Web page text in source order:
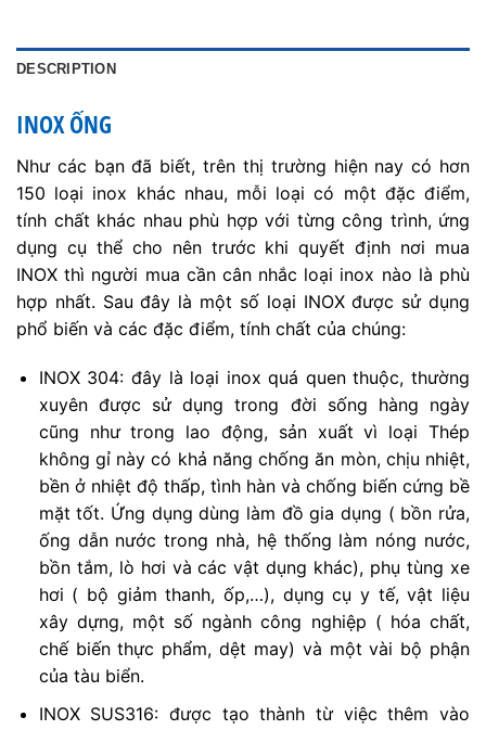
DESCRIPTION
INOX ỐNG
Như các bạn đã biết, trên thị trường hiện nay có hơn
150 loại inox khác nhau, mỗi loại có một đặc điểm,
tính chất khác nhau phù hợp với từng công trình, ứng
dụng cụ thể cho nên trước khi quyết định nơi mua
INOX thì người mua cần cân nhắc loại inox nào là phù
hợp nhất. Sau đây là một số loại INOX được sử dụng
phổ biến và các đặc điểm, tính chất của chúng:
INOX 304: đây là loại inox quá quen thuộc, thường
xuyên được sử dụng trong đời sống hàng ngày
cũng như trong lao động, sản xuất vì loại Thép
không gỉ này có khả năng chống ăn mòn, chịu nhiệt,
bền ở nhiệt độ thấp, tình hàn và chống biến cứng bề
mặt tốt. Ứng dụng dùng làm đồ gia dụng ( bồn rửa,
ống dẫn nước trong nhà, hệ thống làm nóng nước,
bồn tắm, lò hơi và các vật dụng khác), phụ tùng xe
hơi ( bộ giảm thanh, ốp,…), dụng cụ y tế, vật liệu
xây dựng, một số ngành công nghiệp ( hóa chất,
chế biến thực phẩm, dệt may) và một vài bộ phận
của tàu biển.
INOX SUS316: được tạo thành từ việc thêm vào